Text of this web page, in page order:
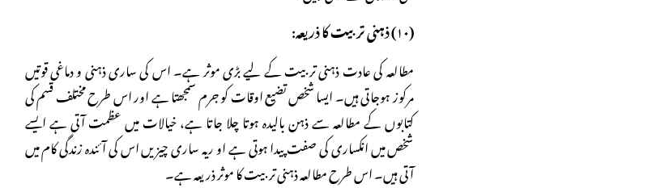
(۱۰) ذہنی تربیت کا ذریعہ:
مطالعہ کی عادت ذہنی تربیت کے لیے بڑی موثر ہے۔ اس کی ساری ذہنی و دماغی قوتیں
مرکوز ہوجاتی ہیں۔ ایسا شخص تضیع اوقات کو جرم سمجھتا ہے اور اس طرح مختلف قسم کی
کتابوں کے مطالعہ سے ذہن بالیدہ ہوتا چلا جاتا ہے، خیالات میں عظمت آتی ہے ایسے
شخص میں انکساری کی صفت پیدا ہوتی ہے او ریہ ساری چیزیں اس کی آئندہ زندگی کام میں
آتی ہیں۔ اس طرح مطالعہ ذہنی تربیت کا موثر ذریعہ ہے۔